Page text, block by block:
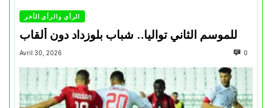
الرأي والرأي الأخر
للموسم الثاني تواليا.. شباب بلوزداد دون ألقاب
Avril 30, 2026 0